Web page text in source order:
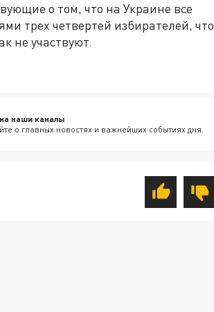
о том, что на Украине все
трех четвертей избирателей, что
не участвуют.
наши каналы
о главных новостях и важнейших событиях дня.